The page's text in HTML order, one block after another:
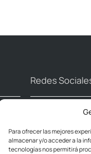
Para ofrecer las mejores
almacenar y/o acceder a la
tecnologías nos permitirá
Redes